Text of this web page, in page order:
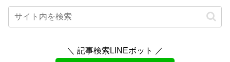
＼ 記事検索LINEボット ／